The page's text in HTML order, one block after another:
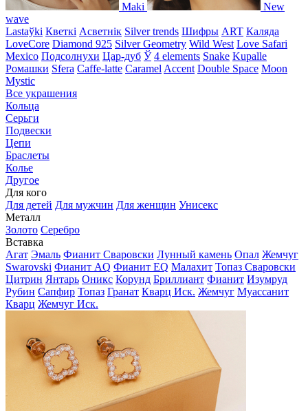
Maki
New
wave
Lastaўki Кветкі Асветнiк Silver trends Шифры ART Каляда
LoveCore Diamond 925 Silver Geometry Wild West Love Safari
Mexico Подсолнухи Цар-дуб Ў 4 elements Snake Kupalle
Ромашки Sfera Caffe-latte Caramel Accent Double Space Moon
Mystic
Все украшения
Кольца
Серьги
Подвески
Цепи
Браслеты
Колье
Другое
Для кого
Для детей Для мужчин Для женщин Унисекс
Металл
Золото Серебро
Вставка
Агат Эмаль Фианит Сваровски Лунный камень Опал Жемчуг
Swarovski Фианит AQ Фианит EQ Малахит Топаз Сваровски
Цитрин Янтарь Оникс Корунд Бриллиант Фианит Изумруд
Рубин Сапфир Топаз Гранат Кварц Иск. Жемчуг Муассанит
Кварц Жемчуг Иск.